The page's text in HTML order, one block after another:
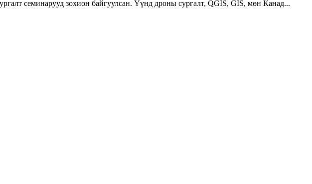
семинарууд зохион байгуулсан. Үүнд дроны сургалт, QGIS, GIS, мөн Канад...